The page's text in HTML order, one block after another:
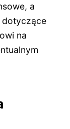
a
dotyczące
na